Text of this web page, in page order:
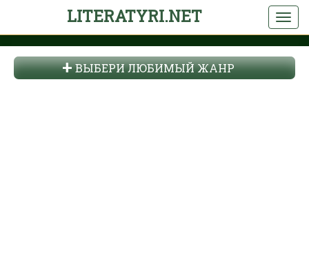
LITERATYRI.NET
ВЫБЕРИ ЛЮБИМЫЙ ЖАНР